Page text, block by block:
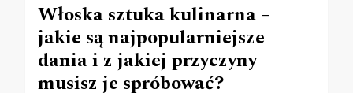
Włoska sztuka kulinarna –
jakie są najpopularniejsze
dania i z jakiej przyczyny
musisz je spróbować?